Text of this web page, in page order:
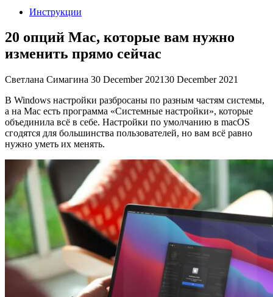
Инструкции
20 опций Mac, которые вам нужно
изменить прямо сейчас
Светлана Симагина 30 December 202130 December 2021
В Windows настройки разбросаны по разным частям системы,
а на Mac есть программа «Системные настройки», которые
объединила всё в себе. Настройки по умолчанию в macOS
сгодятся для большинства пользователей, но вам всё равно
нужно уметь их менять.